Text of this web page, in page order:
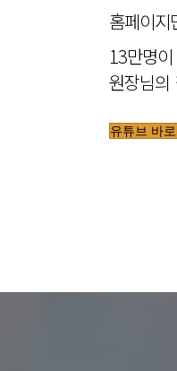
홈페이지
13만명
원장님의
유튜브 바